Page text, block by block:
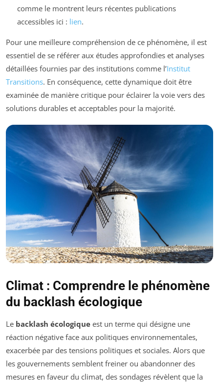
comme le montrent leurs récentes publications
accessibles ici : lien.
Pour une meilleure compréhension de ce phénomène, il est
essentiel de se référer aux études approfondies et analyses
détaillées fournies par des institutions comme l’Institut
Transitions. En conséquence, cette dynamique doit être
examinée de manière critique pour éclairer la voie vers des
solutions durables et acceptables pour la majorité.
Climat : Comprendre le phénomène
du backlash écologique
Le backlash écologique est un terme qui désigne une
réaction négative face aux politiques environnementales,
exacerbée par des tensions politiques et sociales. Alors que
les gouvernements semblent freiner ou abandonner des
mesures en faveur du climat, des sondages révèlent que la